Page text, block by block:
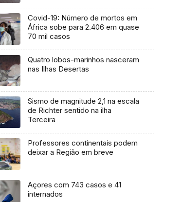
Covid-19: Número de mortos em
África sobe para 2.406 em quase
70 mil casos
Quatro lobos-marinhos nasceram
nas Ilhas Desertas
Sismo de magnitude 2,1 na escala
de Richter sentido na ilha
Terceira
Professores continentais podem
deixar a Região em breve
Açores com 743 casos e 41
internados